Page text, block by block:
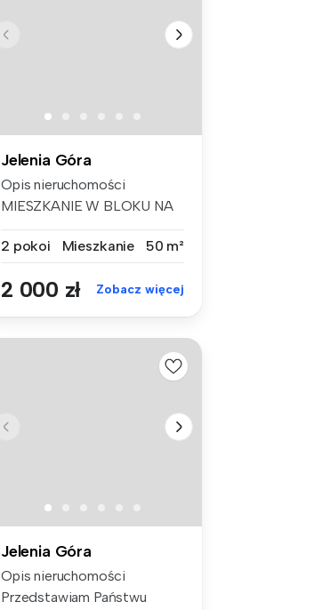
Jelenia Góra
Opis nieruchomości
MIESZKANIE W BLOKU NA
2 pokoi
Mieszkanie 50 m²
2 000 zł Zobacz więcej
Jelenia Góra
Opis nieruchomości
Przedstawiam Państwu